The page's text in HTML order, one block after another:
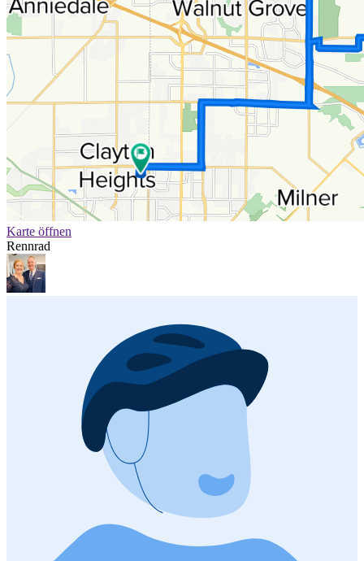
Karte öffnen
Rennrad